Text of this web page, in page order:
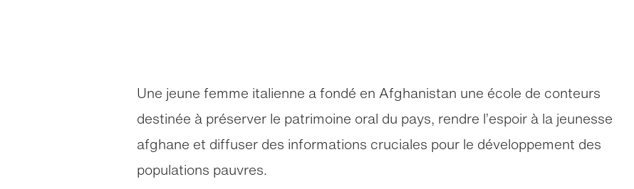
Une jeune femme italienne a fondé en Afghanistan une école de conteurs
destinée à préserver le patrimoine oral du pays, rendre l’espoir à la jeunesse
afghane et diffuser des informations cruciales pour le développement des
populations pauvres.